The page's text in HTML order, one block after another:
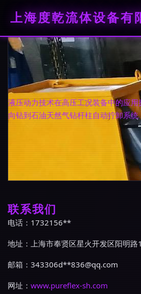
上海度乾流体设备有
液压动力技术在高压工况装备中的应
向钻到石油天然气钻杆柱自动拧卸系统
联系我们
电话：1732156**
地址：上海市奉贤区星火开发区阳明
邮箱：343306d**836@qq.com
网址： www.pureflex-sh.com